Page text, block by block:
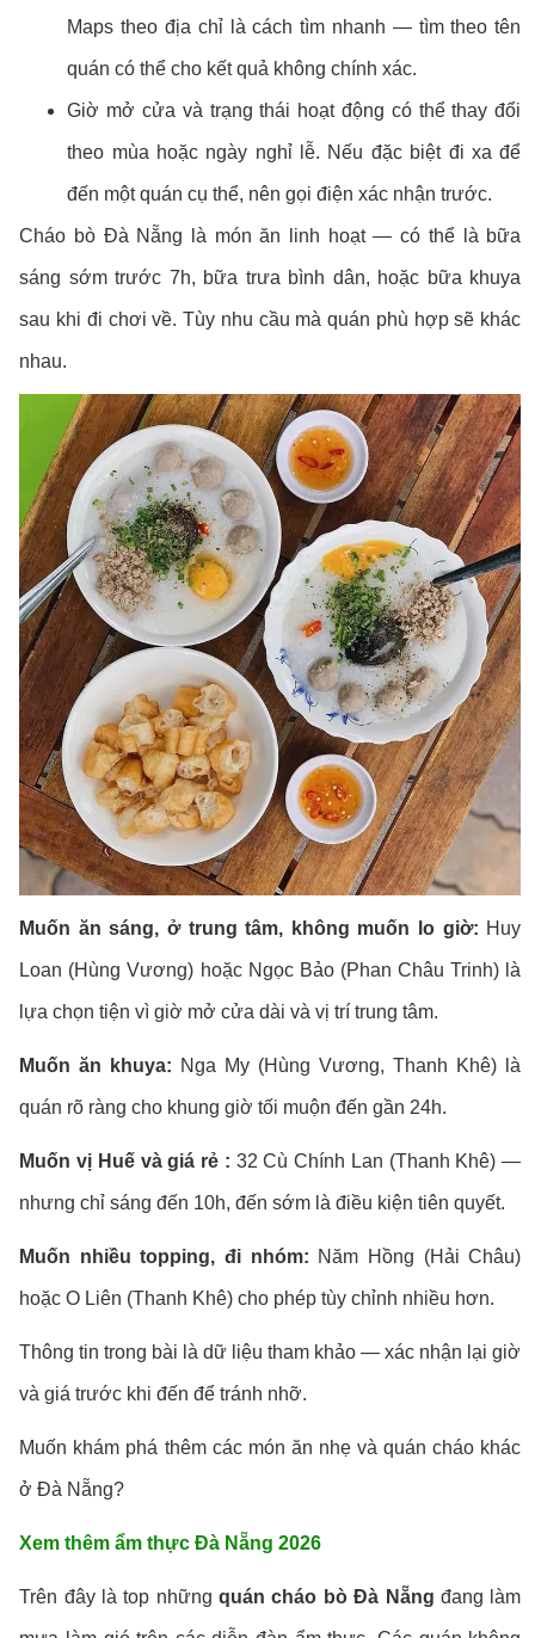
Maps theo địa chỉ là cách tìm nhanh — tìm theo tên
quán có thể cho kết quả không chính xác.
Giờ mở cửa và trạng thái hoạt động có thể thay đổi
theo mùa hoặc ngày nghỉ lễ. Nếu đặc biệt đi xa để
đến một quán cụ thể, nên gọi điện xác nhận trước.
Cháo bò Đà Nẵng là món ăn linh hoạt — có thể là bữa
sáng sớm trước 7h, bữa trưa bình dân, hoặc bữa khuya
sau khi đi chơi về. Tùy nhu cầu mà quán phù hợp sẽ khác
nhau.
Muốn ăn sáng, ở trung tâm, không muốn lo giờ: Huy
Loan (Hùng Vương) hoặc Ngọc Bảo (Phan Châu Trinh) là
lựa chọn tiện vì giờ mở cửa dài và vị trí trung tâm.
Muốn ăn khuya: Nga My (Hùng Vương, Thanh Khê) là
quán rõ ràng cho khung giờ tối muộn đến gần 24h.
Muốn vị Huế và giá rẻ : 32 Cù Chính Lan (Thanh Khê) —
nhưng chỉ sáng đến 10h, đến sớm là điều kiện tiên quyết.
Muốn nhiều topping, đi nhóm: Năm Hồng (Hải Châu)
hoặc O Liên (Thanh Khê) cho phép tùy chỉnh nhiều hơn.
Thông tin trong bài là dữ liệu tham khảo — xác nhận lại giờ
và giá trước khi đến để tránh nhỡ.
Muốn khám phá thêm các món ăn nhẹ và quán cháo khác
ở Đà Nẵng?
Xem thêm ẩm thực Đà Nẵng 2026
Trên đây là top nhữngquán cháo bò Đà Nẵng đang làm